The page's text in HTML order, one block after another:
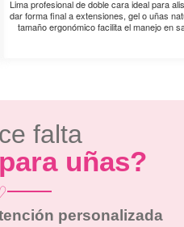
Lima profesional de doble cara ideal para
dar forma final a extensiones, gel o uñas
tamaño ergonómico facilita el manejo en
falta
uñas?
personalizada